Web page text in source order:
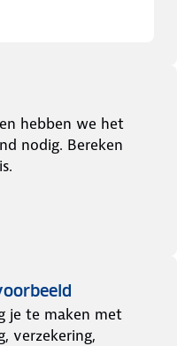
hebben we het
nodig. Bereken
je te maken met
verzekering,